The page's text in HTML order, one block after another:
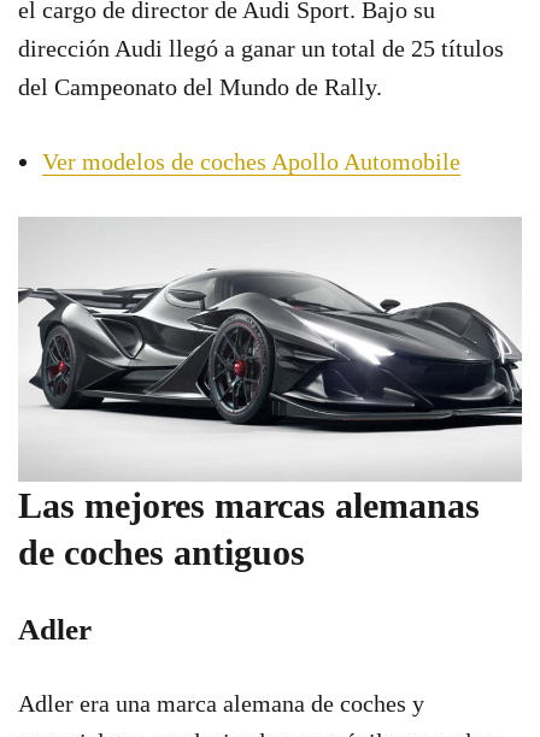
el cargo de director de Audi Sport. Bajo su
dirección Audi llegó a ganar un total de 25 títulos
del Campeonato del Mundo de Rally.
Ver modelos de coches Apollo Automobile
Las mejores marcas alemanas
de coches antiguos
Adler
Adler era una marca alemana de coches y